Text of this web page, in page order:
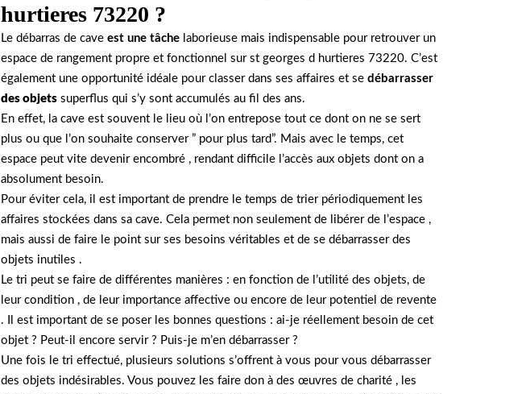
hurtieres 73220 ?
Le débarras de cave est une tâche laborieuse mais indispensable pour retrouver un
espace de rangement propre et fonctionnel sur st georges d hurtieres 73220. C’est
également une opportunité idéale pour classer dans ses affaires et se débarrasser
des objets superflus qui s’y sont accumulés au fil des ans.
En effet, la cave est souvent le lieu où l’on entrepose tout ce dont on ne se sert
plus ou que l’on souhaite conserver ” pour plus tard”. Mais avec le temps, cet
espace peut vite devenir encombré , rendant difficile l’accès aux objets dont on a
absolument besoin.
Pour éviter cela, il est important de prendre le temps de trier périodiquement les
affaires stockées dans sa cave. Cela permet non seulement de libérer de l’espace ,
mais aussi de faire le point sur ses besoins véritables et de se débarrasser des
objets inutiles .
Le tri peut se faire de différentes manières : en fonction de l’utilité des objets, de
leur condition , de leur importance affective ou encore de leur potentiel de revente
. Il est important de se poser les bonnes questions : ai-je réellement besoin de cet
objet ? Peut-il encore servir ? Puis-je m’en débarrasser ?
Une fois le tri effectué, plusieurs solutions s’offrent à vous pour vous débarrasser
des objets indésirables. Vous pouvez les faire don à des œuvres de charité , les